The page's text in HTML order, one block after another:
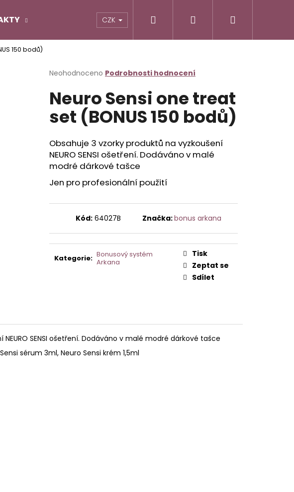
CZK Přihlášení
150 bodů)
Průměrné
produktu
je
z
hvězdiček.
Neohodnoceno Podrobnosti hodnocení
Neuro Sensi one treat
set (BONUS 150 bodů)
Obsahuje 3 vzorky produktů na vyzkoušení
NEURO SENSI ošetření. Dodáváno v malé
modré dárkové tašce
Jen pro profesionální použití
Kód: 64027B Značka:bonus arkana
Kategorie: Bonusový systém
Arkana
Tisk
Zeptat se
Sdílet
SENSI ošetření. Dodáváno v malé modré dárkové tašce
sérum 3ml, Neuro Sensi krém 1,5ml
DERMALIGHT A DERMAQUATRO NANO
NÁSTAVCE/BBGLOW